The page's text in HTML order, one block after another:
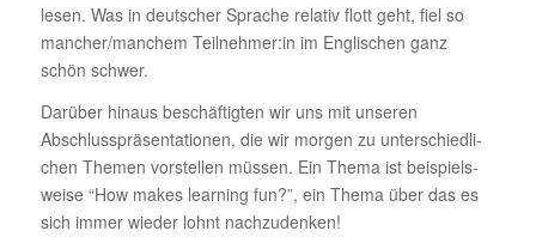
lesen. Was in deut­scher Sprache relativ flott geht, fiel so
mancher/manchem Teilnehmer:in im Engli­schen ganz
schön schwer.
Darüber hinaus beschäf­tigten wir uns mit unseren
Abschluss­prä­sen­ta­tionen, die wir morgen zu unter­schied­li­
chen Themen vorstellen müssen. Ein Thema ist beispiels­
weise “How makes lear­ning fun?”, ein Thema über das es
sich immer wieder lohnt nachzudenken!